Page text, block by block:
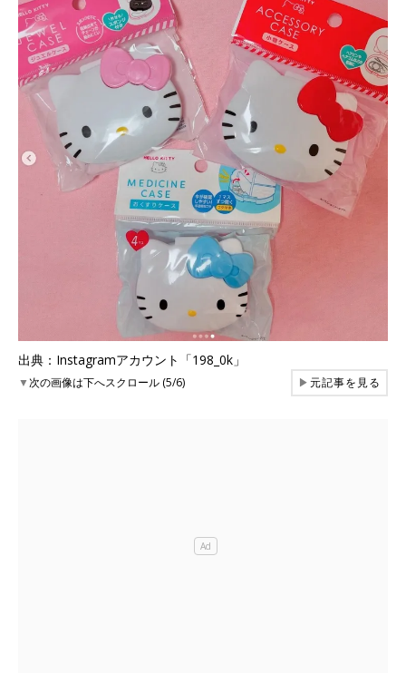
出典：Instagramアカウント「198_0k」
▼次の画像は下へスクロール (5/6) ▶元記事を見る